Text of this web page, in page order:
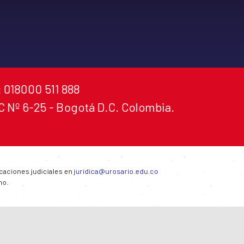
511 888
Nº 6-25 - Bogotá D.C. Colombia.
judiciales en juridica@urosario.edu.co